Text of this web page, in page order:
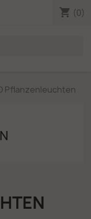
shopping_cart (0)
Pflanzenleuchten